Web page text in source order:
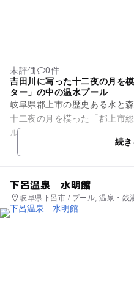
未評価
0件
吉田川に写った十二夜の月を
ター」の中の温水プール
岐阜県郡上市の歴史ある水と
十二夜の月を模った「郡上市
ルが設置されています。屋内
天候を気にすることなく快適...
続
下呂温泉 水明館
岐阜県下呂市 / プール, 温泉・銭